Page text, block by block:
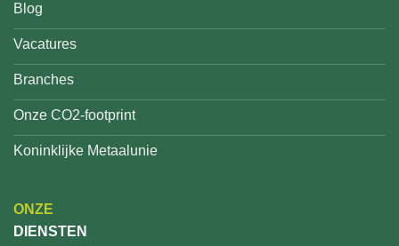
Blog
Vacatures
Branches
Onze CO2-footprint
Koninklijke Metaalunie
ONZE
DIENSTEN